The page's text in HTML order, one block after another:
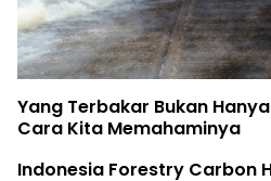
Yang Terbakar Bukan
Cara Kita Memahaminya
Indonesia Forestry Carbon